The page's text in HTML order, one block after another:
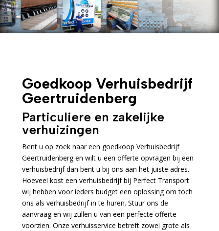
Goedkoop Verhuisbedrijf
Geertruidenberg
Particuliere en zakelijke
verhuizingen
Bent u op zoek naar een goedkoop Verhuisbedrijf
Geertruidenberg en wilt u een offerte opvragen bij een
verhuisbedrijf dan bent u bij ons aan het juiste adres.
Hoeveel kost een verhuisbedrijf bij Perfect Transport
wij hebben voor ieders budget een oplossing om toch
ons als verhuisbedrijf in te huren. Stuur ons de
aanvraag en wij zullen u van een perfecte offerte
voorzien. Onze verhuisservice betreft zowel grote als